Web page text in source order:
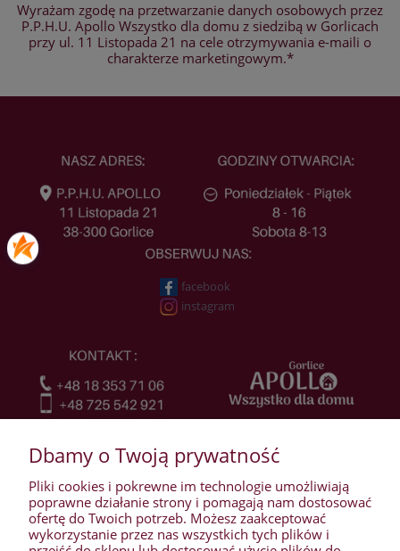
Wyrażam zgodę na przetwarzanie danych osobowych przez
P.P.H.U. Apollo Wszystko dla domu z siedzibą w Gorlicach
przy ul. 11 Listopada 21 na cele otrzymywania e-maili o
charakterze marketingowym.*
facebook
instagram
Dbamy o Twoją prywatność
Pliki cookies i pokrewne im technologie umożliwiają
poprawne działanie strony i pomagają nam dostosować
ofertę do Twoich potrzeb. Możesz zaakceptować
wykorzystanie przez nas wszystkich tych plików i